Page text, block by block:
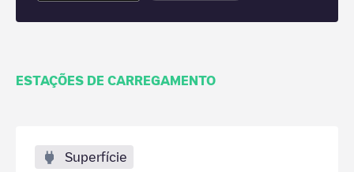
ESTAÇÕES DE CARREGAMENTO
Superfície